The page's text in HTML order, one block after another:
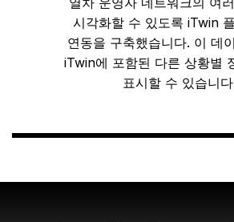
시각화할 수 있도록 iTwin
연동을 구축했습니다. 이 데
iTwin에 포함된 다른 상황별
표시할 수 있습니